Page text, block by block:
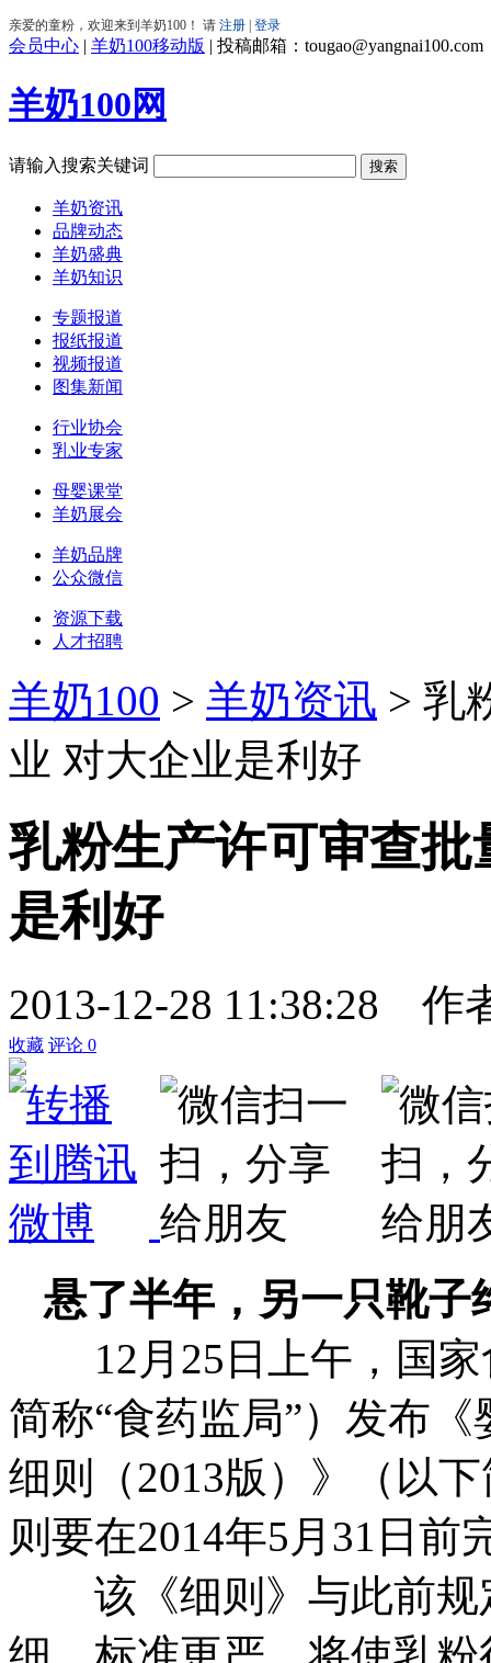
会员中心 | 羊奶100移动版 | 投稿邮箱：tougao@yangnai100.com
羊奶100网
请输入搜索关键词
羊奶资讯
品牌动态
羊奶盛典
羊奶知识
专题报道
报纸报道
视频报道
图集新闻
行业协会
乳业专家
母婴课堂
羊奶展会
羊奶品牌
公众微信
资源下载
人才招聘
羊奶100 > 羊奶资讯 > 乳
业 对大企业是利好
乳粉生产许可审查
是利好
2013-12-28 11:38:28 作
收藏 评论 0
悬了半年，另一只靴子
12月25日上午，国家
简称“食药监局”）发布
细则（2013版）》（以
则要在2014年5月31日前
该《细则》与此前规